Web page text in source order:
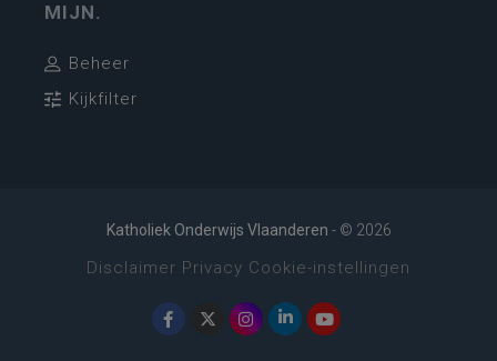
MIJN.
Beheer
Kijkfilter
Katholiek Onderwijs Vlaanderen - © 2026
Disclaimer Privacy Cookie-instellingen